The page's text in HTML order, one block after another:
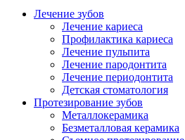
Лечение зубов
Лечение кариеса
Профилактика кариеса
Лечение пульпита
Лечение пародонтита
Лечение периодонтита
Детская стоматология
Протезирование зубов
Металлокерамика
Безметалловая керамика